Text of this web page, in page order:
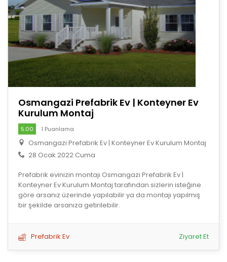
Osmangazi Prefabrik Ev | Konteyner Ev
Kurulum Montaj
5.00 1 Puanlama
Osmangazi Prefabrik Ev | Konteyner Ev Kurulum Montaj
28 Ocak 2022 Cuma
Prefabrik evinizin montajı Osmangazi Prefabrik Ev |
Konteyner Ev Kurulum Montaj tarafından sizlerin isteğine
göre arsanız üzerinde yapılabilir ya da montajı yapılmış
bir şekilde arsanıza getirilebilir.
Prefabrik Ev Ziyaret Et